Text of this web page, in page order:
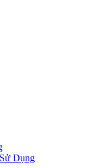
Dụng